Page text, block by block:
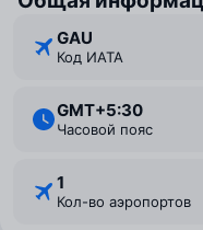
GAU
Код ИАТА
GMT+5:30
Часовой пояс
1
Кол-во аэропортов